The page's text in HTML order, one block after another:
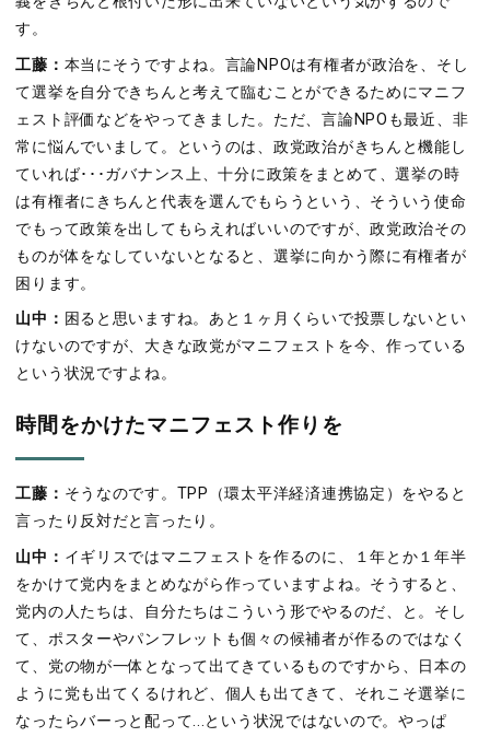
す。
工藤： 本当にそうですよね。言論NPOは有権者が政治を、そし
て選挙を自分できちんと考えて臨むことができるためにマニフ
ェスト評価などをやってきました。ただ、言論NPOも最近、非
常に悩んでいまして。というのは、政党政治がきちんと機能し
ていれば･･･ガバナンス上、十分に政策をまとめて、選挙の時
は有権者にきちんと代表を選んでもらうという、そういう使命
でもって政策を出してもらえればいいのですが、政党政治その
ものが体をなしていないとなると、選挙に向かう際に有権者が
困ります。
山中： 困ると思いますね。あと１ヶ月くらいで投票しないとい
けないのですが、大きな政党がマニフェストを今、作っている
という状況ですよね。
時間をかけたマニフェスト作りを
工藤： そうなのです。TPP（環太平洋経済連携協定）をやると
言ったり反対だと言ったり。
山中： イギリスではマニフェストを作るのに、１年とか１年半
をかけて党内をまとめながら作っていますよね。そうすると、
党内の人たちは、自分たちはこういう形でやるのだ、と。そし
て、ポスターやパンフレットも個々の候補者が作るのではなく
て、党の物が一体となって出てきているものですから、日本の
ように党も出てくるけれど、個人も出てきて、それこそ選挙に
なったらバーっと配って...という状況ではないので。やっぱ